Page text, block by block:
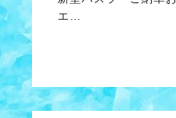
エ…